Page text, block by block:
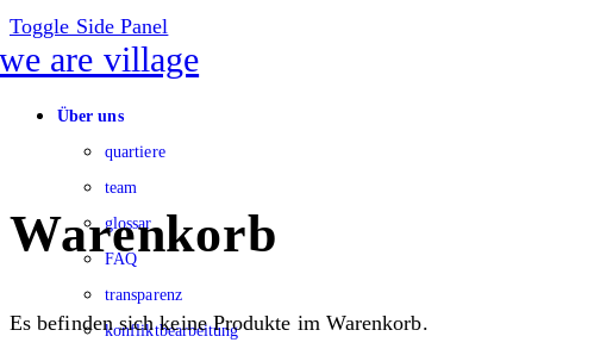
Toggle Side Panel
Über uns
quartiere
team
glossar
FAQ
transparenz
konfliktbearbeitung
Warenkorb
Es befinden sich keine Produkte im Warenkorb.